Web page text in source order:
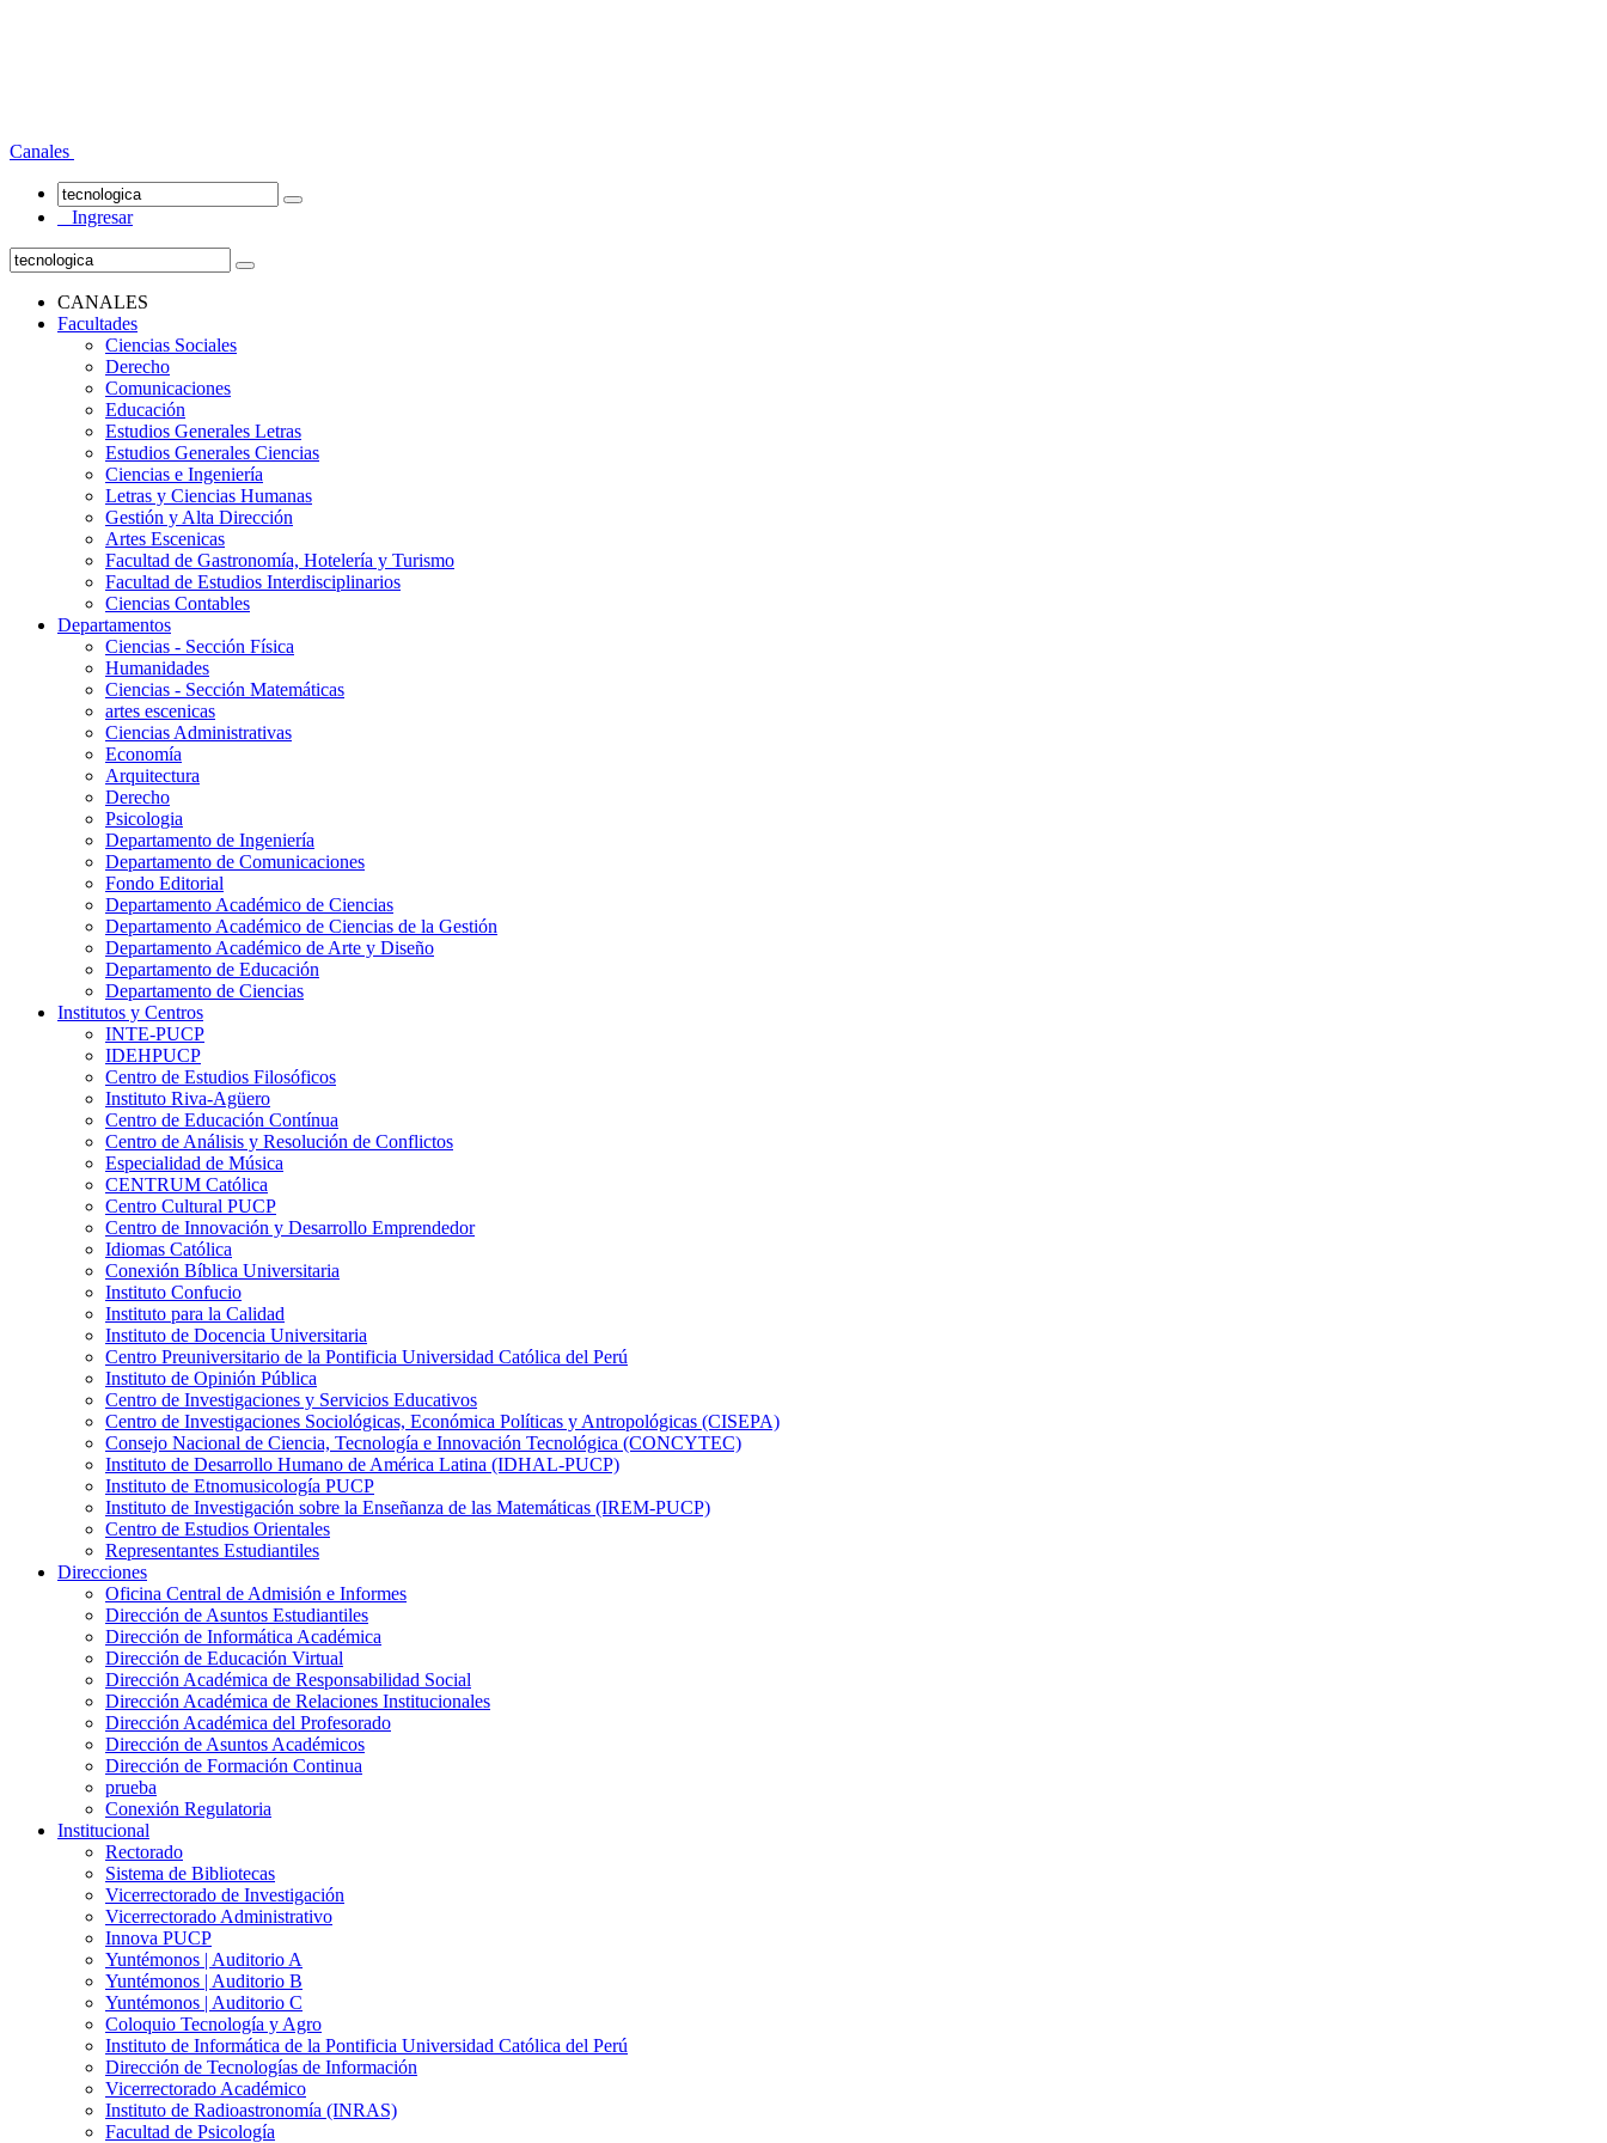
Canales
Ingresar
CANALES
Facultades
Ciencias Sociales
Derecho
Comunicaciones
Educación
Estudios Generales Letras
Estudios Generales Ciencias
Ciencias e Ingeniería
Letras y Ciencias Humanas
Gestión y Alta Dirección
Artes Escenicas
Facultad de Gastronomía, Hotelería y Turismo
Facultad de Estudios Interdisciplinarios
Ciencias Contables
Departamentos
Ciencias - Sección Física
Humanidades
Ciencias - Sección Matemáticas
artes escenicas
Ciencias Administrativas
Economía
Arquitectura
Derecho
Psicologia
Departamento de Ingeniería
Departamento de Comunicaciones
Fondo Editorial
Departamento Académico de Ciencias
Departamento Académico de Ciencias de la Gestión
Departamento Académico de Arte y Diseño
Departamento de Educación
Departamento de Ciencias
Institutos y Centros
INTE-PUCP
IDEHPUCP
Centro de Estudios Filosóficos
Instituto Riva-Agüero
Centro de Educación Contínua
Centro de Análisis y Resolución de Conflictos
Especialidad de Música
CENTRUM Católica
Centro Cultural PUCP
Centro de Innovación y Desarrollo Emprendedor
Idiomas Católica
Conexión Bíblica Universitaria
Instituto Confucio
Instituto para la Calidad
Instituto de Docencia Universitaria
Centro Preuniversitario de la Pontificia Universidad Católica del Perú
Instituto de Opinión Pública
Centro de Investigaciones y Servicios Educativos
Centro de Investigaciones Sociológicas, Económica Políticas y Antropológicas (CISEPA)
Consejo Nacional de Ciencia, Tecnología e Innovación Tecnológica (CONCYTEC)
Instituto de Desarrollo Humano de América Latina (IDHAL-PUCP)
Instituto de Etnomusicología PUCP
Instituto de Investigación sobre la Enseñanza de las Matemáticas (IREM-PUCP)
Centro de Estudios Orientales
Representantes Estudiantiles
Direcciones
Oficina Central de Admisión e Informes
Dirección de Asuntos Estudiantiles
Dirección de Informática Académica
Dirección de Educación Virtual
Dirección Académica de Responsabilidad Social
Dirección Académica de Relaciones Institucionales
Dirección Académica del Profesorado
Dirección de Asuntos Académicos
Dirección de Formación Continua
prueba
Conexión Regulatoria
Institucional
Rectorado
Sistema de Bibliotecas
Vicerrectorado de Investigación
Vicerrectorado Administrativo
Innova PUCP
Yuntémonos | Auditorio A
Yuntémonos | Auditorio B
Yuntémonos | Auditorio C
Coloquio Tecnología y Agro
Instituto de Informática de la Pontificia Universidad Católica del Perú
Dirección de Tecnologías de Información
Vicerrectorado Académico
Instituto de Radioastronomía (INRAS)
Facultad de Psicología